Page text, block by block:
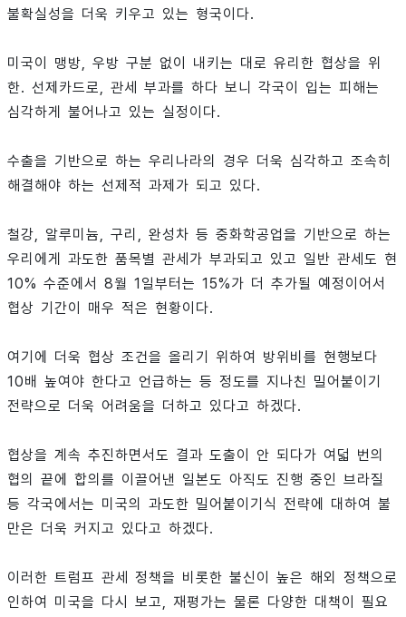
불확실성을 더욱 키우고 있는 형국이다.
미국이 맹방, 우방 구분 없이 내키는 대로 유리한 협상을 위
한. 선제카드로, 관세 부과를 하다 보니 각국이 입는 피해는
심각하게 불어나고 있는 실정이다.
수출을 기반으로 하는 우리나라의 경우 더욱 심각하고 조속히
해결해야 하는 선제적 과제가 되고 있다.
철강, 알루미늄, 구리, 완성차 등 중화학공업을 기반으로 하는
우리에게 과도한 품목별 관세가 부과되고 있고 일반 관세도 현
10% 수준에서 8월 1일부터는 15%가 더 추가될 예정이어서
협상 기간이 매우 적은 현황이다.
여기에 더욱 협상 조건을 올리기 위하여 방위비를 현행보다
10배 높여야 한다고 언급하는 등 정도를 지나친 밀어붙이기
전략으로 더욱 어려움을 더하고 있다고 하겠다.
협상을 계속 추진하면서도 결과 도출이 안 되다가 여덟 번의
협의 끝에 합의를 이끌어낸 일본도 아직도 진행 중인 브라질
등 각국에서는 미국의 과도한 밀어붙이기식 전략에 대하여 불
만은 더욱 커지고 있다고 하겠다.
이러한 트럼프 관세 정책을 비롯한 불신이 높은 해외 정책으로
인하여 미국을 다시 보고, 재평가는 물론 다양한 대책이 필요